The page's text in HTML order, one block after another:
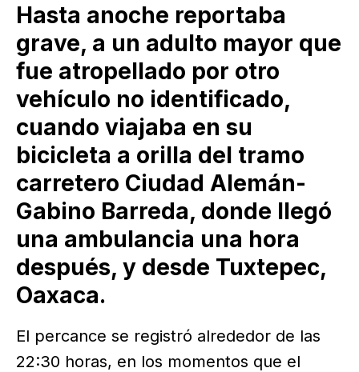
Hasta anoche reportaba
grave, a un adulto mayor que
fue atropellado por otro
vehículo no identificado,
cuando viajaba en su
bicicleta a orilla del tramo
carretero Ciudad Alemán-
Gabino Barreda, donde llegó
una ambulancia una hora
después, y desde Tuxtepec,
Oaxaca.
El percance se registró alrededor de las
22:30 horas, en los momentos que el